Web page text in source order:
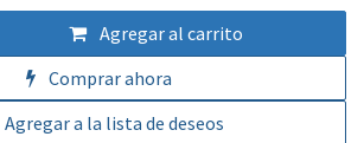
Agregar al carrito
Comprar ahora
Agregar a la lista de deseos